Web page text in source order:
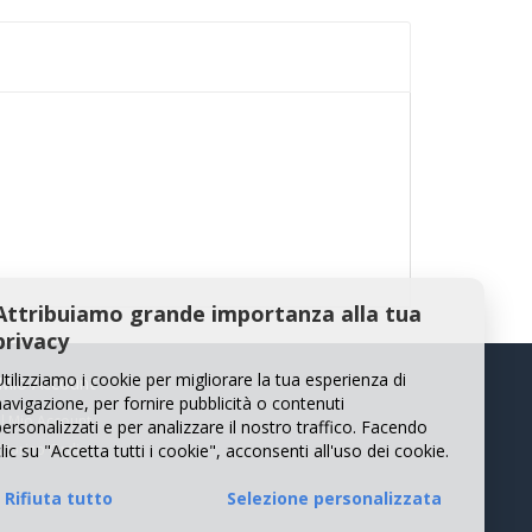
Mio Account
Mio Account
Ordini
grande importanza alla tua
i cookie per migliorare la tua esperienza di
per fornire pubblicità o contenuti
e per analizzare il nostro traffico. Facendo
su "Accetta tutti i cookie", acconsenti all'uso dei cookie.
Rifiuta tutto Selezione personalizzata